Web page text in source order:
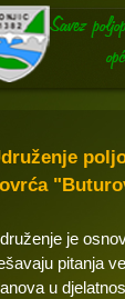
je
pitanja
u